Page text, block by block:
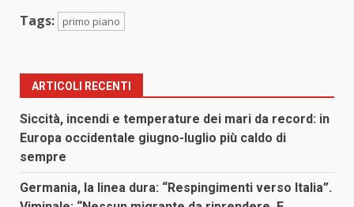
Tags: primo piano
ARTICOLI RECENTI
Siccità, incendi e temperature dei mari da record: in
Europa occidentale giugno-luglio più caldo di
sempre
Germania, la linea dura: “Respingimenti verso Italia”.